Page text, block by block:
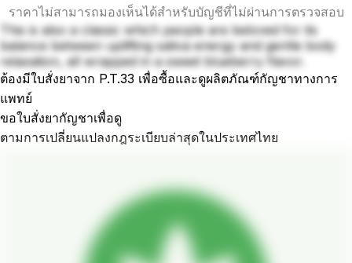
ราคาไม่สามารถมองเห็นได้สำหรับบัญชีที่ไม่ผ่านการตรวจสอบ
This is also a classic which people are beloved for its
balance between uplifting sativa energy and gentle body
relaxation, all wrapped in a sweet blueberry flavor.
ต้องมีใบสั่งยาจาก P.T.33 เพื่อซื้อและดูผลิตภัณฑ์กัญชาทางการ
แพทย์
ขอใบสั่งยากัญชาเพื่อดู
ตามการเปลี่ยนแปลงกฎระเบียบล่าสุดในประเทศไทย